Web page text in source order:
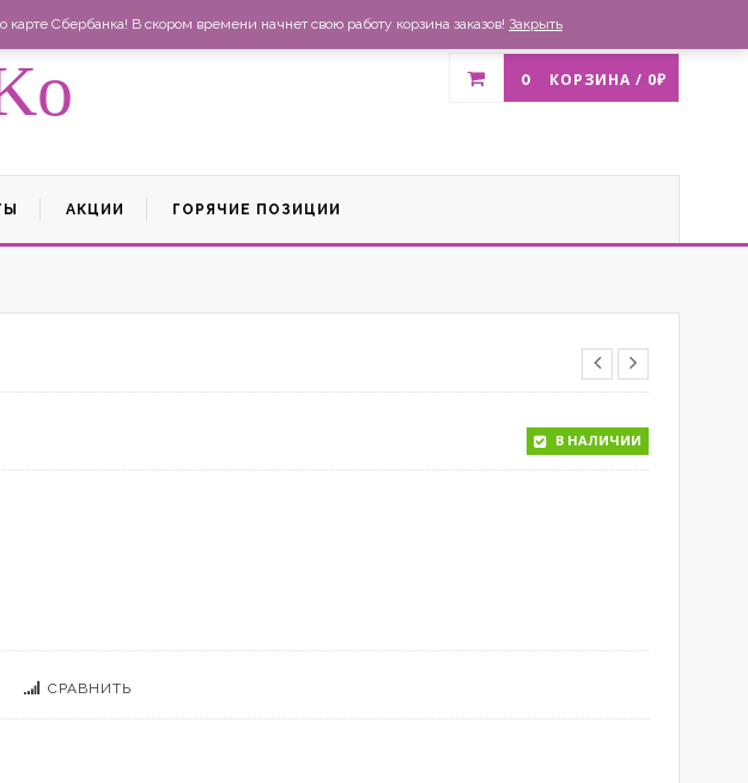
Магазин Доставка и оплата Список желаний
0 КОРЗИНА / 0₽
АКЦИИ ГОРЯЧИЕ ПОЗИЦИИ
В НАЛИЧИИ
СРАВНИТЬ
Сбербанка! В скором времени начнет свою работу корзина заказов! Закрыть